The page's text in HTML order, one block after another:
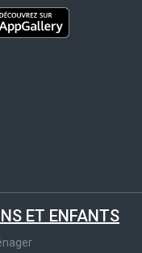
ET ENFANTS